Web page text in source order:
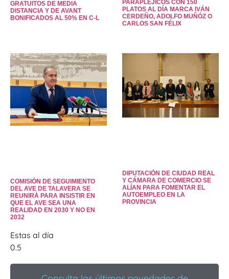
GRATUITOS DE MEDIA
DISTANCIA Y DE AVANT
BONIFICADOS AL 50% EN C-L
PARAPLÉJICOS CON 150
PLATOS AL DÍA MARCA IVÁN
CERDEÑO, ADOLFO MUÑÓZ O
CARLOS SAN FÉLIX
COMISIÓN DE SEGUIMIENTO
DEL AVE DE TALAVERA SE
REUNIRÁ PARA INSISTIR EN
QUE EL AVE SEA UNA
REALIDAD EN 2030 Y NO EN
2032
DIPUTACIÓN DE CIUDAD REAL
Y CÁMARA DE COMERCIO SE
ALÍAN PARA FOMENTAR EL
AUTOEMPLEO EN LA
PROVINCIA
Estas al día